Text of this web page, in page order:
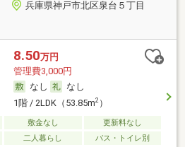
兵庫県神戸市北区泉台５丁目
8.50万円
管理費3,000円
なし
なし
1階 / 2LDK（53.85m2）
敷金なし
更新料なし
二人暮らし バス・トイレ別